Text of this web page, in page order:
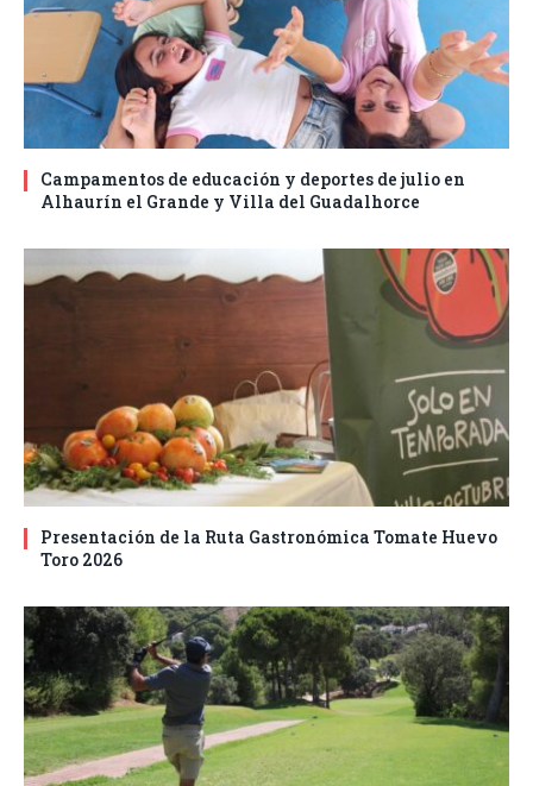
Campamentos de educación y deportes de julio en
Alhaurín el Grande y Villa del Guadalhorce
Presentación de la Ruta Gastronómica Tomate Huevo
Toro 2026